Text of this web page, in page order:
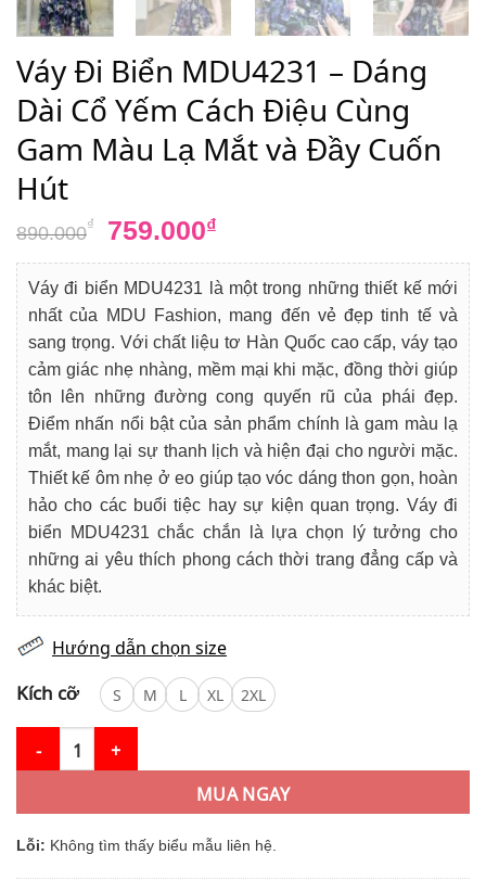
Váy Đi Biển MDU4231 – Dáng
Dài Cổ Yếm Cách Điệu Cùng
Gam Màu Lạ Mắt và Đầy Cuốn
Hút
890.000₫
Giá
là:
890.000₫.
759.000₫
tại
là:
759.000₫.
Váy đi biển MDU4231 là một trong những thiết kế mới
nhất của MDU Fashion, mang đến vẻ đẹp tinh tế và
sang trọng. Với chất liệu tơ Hàn Quốc cao cấp, váy tạo
cảm giác nhẹ nhàng, mềm mại khi mặc, đồng thời giúp
tôn lên những đường cong quyến rũ của phái đẹp.
Điểm nhấn nổi bật của sản phẩm chính là gam màu lạ
mắt, mang lại sự thanh lịch và hiện đại cho người mặc.
Thiết kế ôm nhẹ ở eo giúp tạo vóc dáng thon gọn, hoàn
hảo cho các buổi tiệc hay sự kiện quan trọng. Váy đi
biển MDU4231 chắc chắn là lựa chọn lý tưởng cho
những ai yêu thích phong cách thời trang đẳng cấp và
khác biệt.
Hướng dẫn chọn size
Kích cỡ S M L XL 2XL
Váy Đi Biển MDU4231 – Dáng Dài Cổ Yếm Cách Điệu Cùng
MUA NGAY
Lỗi: Không tìm thấy biểu mẫu liên hệ.